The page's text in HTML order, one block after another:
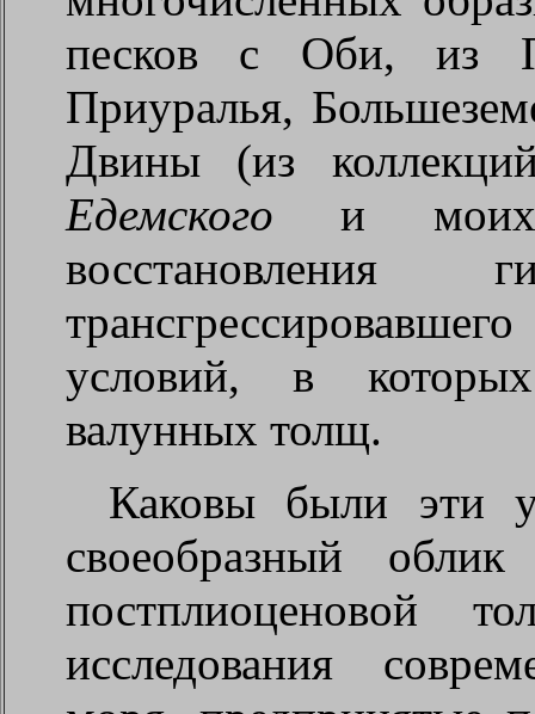
песков с Оби, из
Приуралья,
Двины (из
Едемского и
восстановления
условий, в
валунных толщ.
Каковы были эти
своеобразный
постплиоценовой
исследования